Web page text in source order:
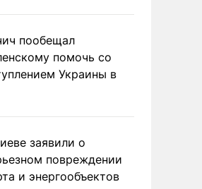
пообещал
помочь со
Украины в
заявили о
повреждении
и энергообъектов